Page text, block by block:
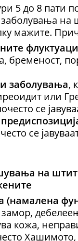
5 до 8 пати
на
мажите.
бременост,
заболувања,
или
се
се
на
(намалена
кожа,